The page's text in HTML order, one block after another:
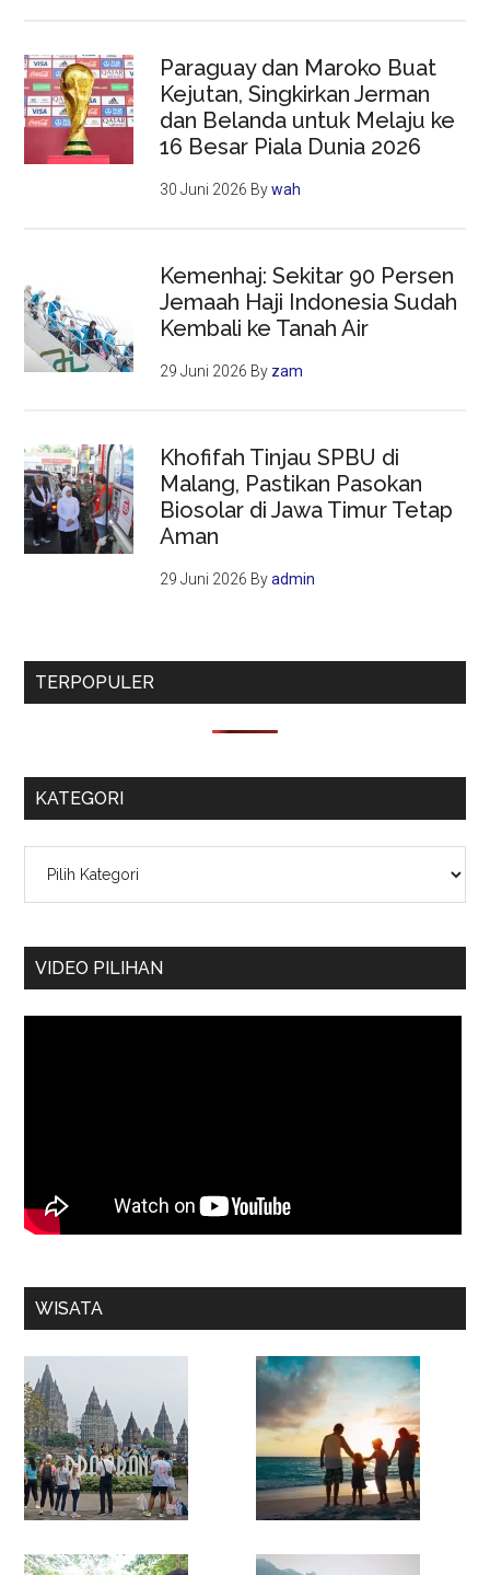
Paraguay dan Maroko Buat
Kejutan, Singkirkan Jerman
dan Belanda untuk Melaju ke
16 Besar Piala Dunia 2026
30 Juni 2026 Bywah
Kemenhaj: Sekitar 90 Persen
Jemaah Haji Indonesia Sudah
Kembali ke Tanah Air
29 Juni 2026 By zam
Khofifah Tinjau SPBU di
Malang, Pastikan Pasokan
Biosolar di Jawa Timur Tetap
Aman
29 Juni 2026 Byadmin
TERPOPULER
KATEGORI
VIDEO PILIHAN
WISATA